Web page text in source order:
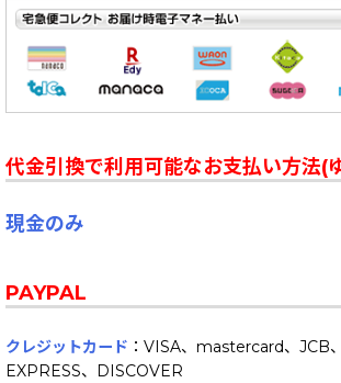
代金引換で利用可能なお支払い方法(
現金のみ
PAYPAL
クレジットカード ：VISA、mastercard、JCB
EXPRESS、DISCOVER